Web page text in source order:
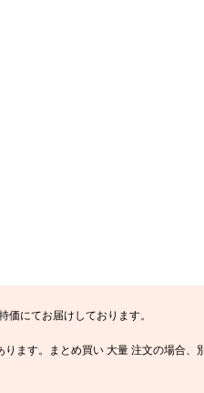
にてお届けしております。
ます。まとめ買い 大量 注文の場合、